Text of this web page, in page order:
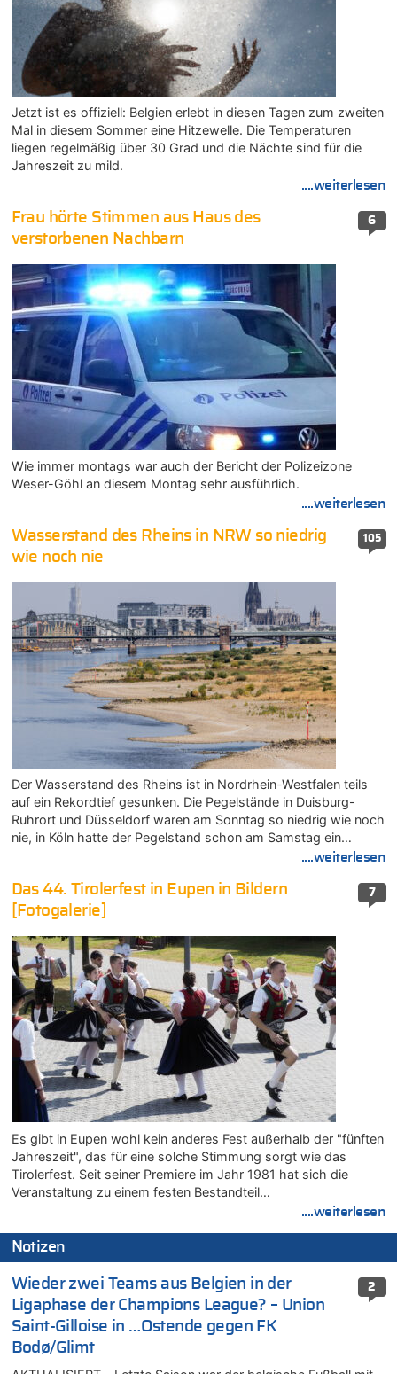
Jetzt ist es offiziell: Belgien erlebt in diesen Tagen zum zweiten
Mal in diesem Sommer eine Hitzewelle. Die Temperaturen
liegen regelmäßig über 30 Grad und die Nächte sind für die
Jahreszeit zu mild.
....weiterlesen
6
Frau hörte Stimmen aus Haus des
verstorbenen Nachbarn
Wie immer montags war auch der Bericht der Polizeizone
Weser-Göhl an diesem Montag sehr ausführlich.
....weiterlesen
105
Wasserstand des Rheins in NRW so niedrig
wie noch nie
Der Wasserstand des Rheins ist in Nordrhein-Westfalen teils
auf ein Rekordtief gesunken. Die Pegelstände in Duisburg-
Ruhrort und Düsseldorf waren am Sonntag so niedrig wie noch
nie, in Köln hatte der Pegelstand schon am Samstag ein…
....weiterlesen
7
Das 44. Tirolerfest in Eupen in Bildern
[Fotogalerie]
Es gibt in Eupen wohl kein anderes Fest außerhalb der "fünften
Jahreszeit", das für eine solche Stimmung sorgt wie das
Tirolerfest. Seit seiner Premiere im Jahr 1981 hat sich die
Veranstaltung zu einem festen Bestandteil…
....weiterlesen
Notizen
2
Wieder zwei Teams aus Belgien in der
Ligaphase der Champions League? – Union
Saint-Gilloise in …Ostende gegen FK
Bodø/Glimt